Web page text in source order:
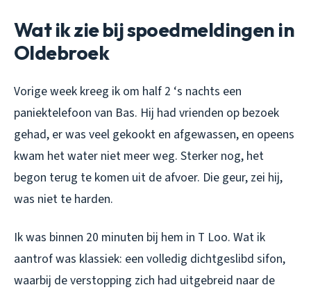
Wat ik zie bij spoedmeldingen in
Oldebroek
Vorige week kreeg ik om half 2 ‘s nachts een
paniektelefoon van Bas. Hij had vrienden op bezoek
gehad, er was veel gekookt en afgewassen, en opeens
kwam het water niet meer weg. Sterker nog, het
begon terug te komen uit de afvoer. Die geur, zei hij,
was niet te harden.
Ik was binnen 20 minuten bij hem in T Loo. Wat ik
aantrof was klassiek: een volledig dichtgeslibd sifon,
waarbij de verstopping zich had uitgebreid naar de